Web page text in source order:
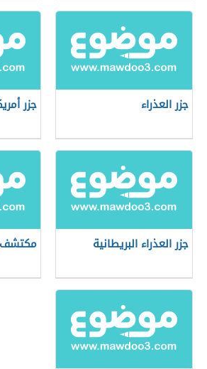
جزر العذراء جزر
جزر العذراء البريطانية مكتشف